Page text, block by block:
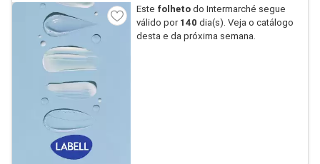
Este folhetodo Intermarché segue
válido por 140 dia(s). Veja o catálogo
desta e da próxima semana.